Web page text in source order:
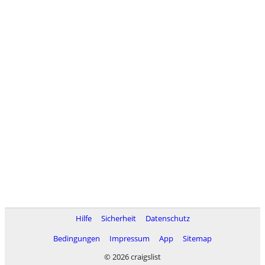
Hilfe Sicherheit
Datenschutz
Bedingungen
Impressum App
Sitemap
© 2026 craigslist